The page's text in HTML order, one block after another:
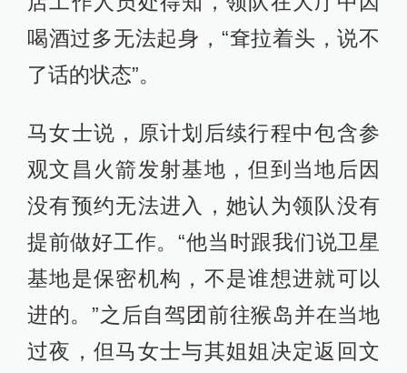
喝酒过多无法起身，“耷拉着头，说不
了话的状态”。
马女士说，原计划后续行程中包含参
观文昌火箭发射基地，但到当地后因
没有预约无法进入，她认为领队没有
提前做好工作。“他当时跟我们说卫星
基地是保密机构，不是谁想进就可以
进的。”之后自驾团前往猴岛并在当地
过夜，但马女士与其姐姐决定返回文